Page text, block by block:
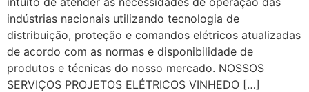
indústrias nacionais utilizando tecnologia de
distribuição, proteção e comandos elétricos atualizadas
de acordo com as normas e disponibilidade de
produtos e técnicas do nosso mercado. NOSSOS
SERVIÇOS PROJETOS ELÉTRICOS VINHEDO […]